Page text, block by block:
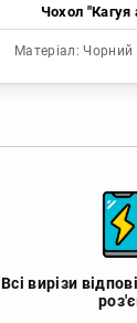
Чохол "Кагуя
Матеріал: Чорний
Всі вирізи